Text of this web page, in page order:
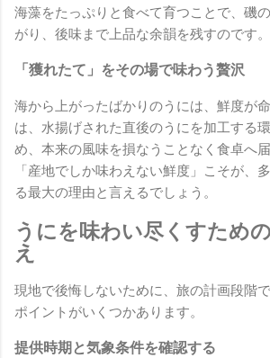
海藻をたっぷりと食べて育つことで、磯
がり、後味まで上品な余韻を残すのです。
「獲れたて」をその場で味わう贅沢
海から上がったばかりのうには、鮮度が
は、水揚げされた直後のうにを加工する
め、本来の風味を損なうことなく食卓へ
「産地でしか味わえない鮮度」こそが、
る最大の理由と言えるでしょう。
うにを味わい尽くすため
え
現地で後悔しないために、旅の計画段階
ポイントがいくつかあります。
提供時期と気象条件を確認する